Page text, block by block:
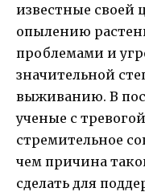
известные своей
опылению
проблемами и
значительной
выживанию. В
ученые с
стремительное
чем причина
сделать для